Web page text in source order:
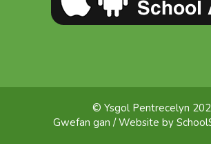
© Ysgol Pentrecelyn
Gwefan gan / Website by